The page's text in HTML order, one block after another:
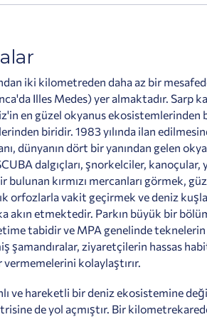
iki kilometreden daha az bir
Illes Medes) yer almaktadır. Sarp
en güzel okyanus ekosistemlerinden
biridir. 1983 yılında ilan
dünyanın dört bir yanından gelen
dalgıçları, şnorkelciler, kanoçular,
kırmızı mercanları görmek,
orfozlarla vakit geçirmek ve deniz
akın etmektedir. Parkın büyük bir
tabidir ve MPA genelinde
şamandıralar, ziyaretçilerin hassas
vermemelerini kolaylaştırır.
ve hareketli bir deniz ekosistemine
de yol açmıştır. Bir